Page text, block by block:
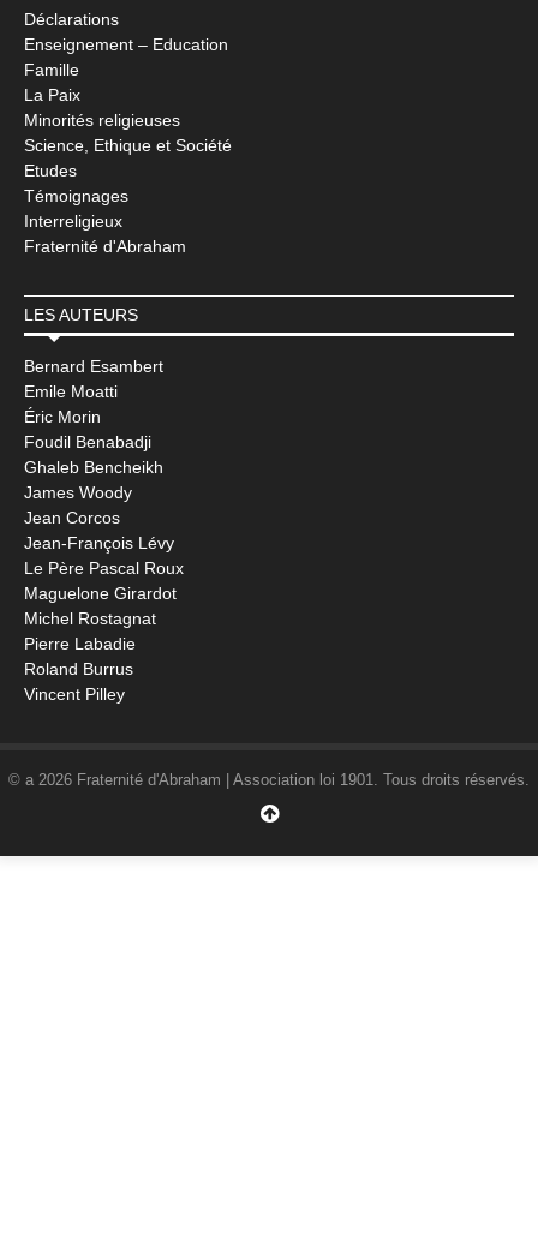
Déclarations
Enseignement – Education
Famille
La Paix
Minorités religieuses
Science, Ethique et Société
Etudes
Témoignages
Interreligieux
Fraternité d'Abraham
LES AUTEURS
Bernard Esambert
Emile Moatti
Éric Morin
Foudil Benabadji
Ghaleb Bencheikh
James Woody
Jean Corcos
Jean-François Lévy
Le Père Pascal Roux
Maguelone Girardot
Michel Rostagnat
Pierre Labadie
Roland Burrus
Vincent Pilley
© a 2026 Fraternité d'Abraham | Association loi 1901. Tous droits réservés.